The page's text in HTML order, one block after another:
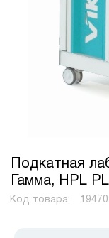
Подкатная
Гамма, HPL
Код товара: